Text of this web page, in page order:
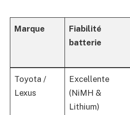
Marque
Fiabilité
batterie
Toyota /
Lexus
Excellente
(NiMH &
Lithium)